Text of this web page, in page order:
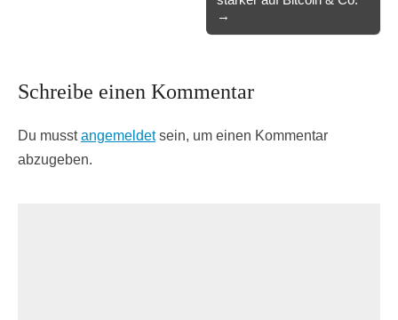
→
Schreibe einen Kommentar
Du musstangemeldetsein, um einen Kommentar
abzugeben.